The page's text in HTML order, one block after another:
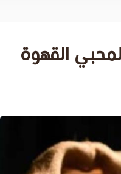
القهوة